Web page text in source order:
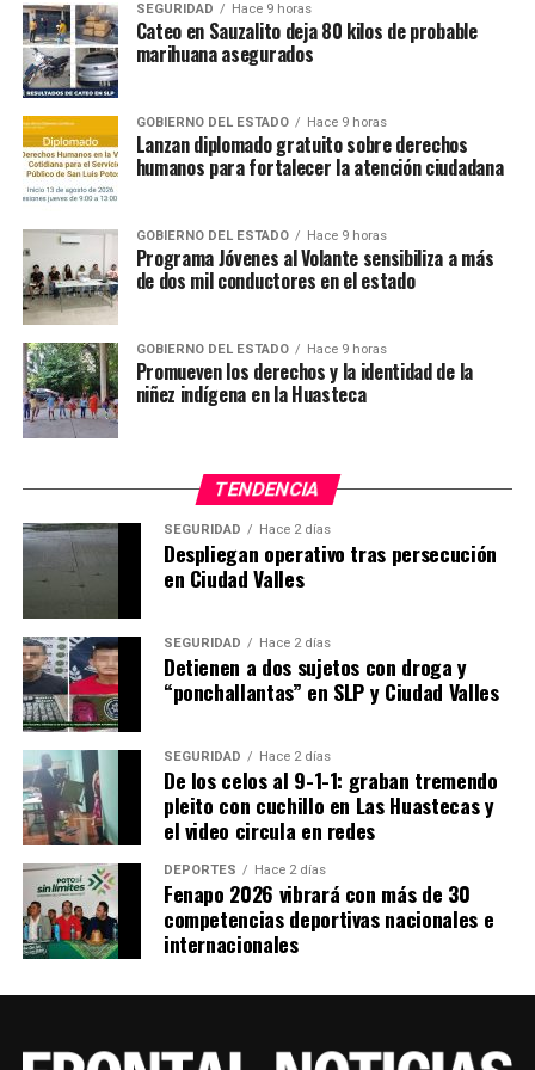
TEMAS RELACIONADOS
YA VIENE
Vuelve a prisión sujeto por abuso sexual
NO TE PIERDAS
Sujeto abusó por varios años de una menor de edad
SEGURIDAD Hace 9 horas
Cateo en Sauzalito deja 80 kilos de probable
marihuana asegurados
GOBIERNO DEL ESTADO Hace 9 horas
Lanzan diplomado gratuito sobre derechos
humanos para fortalecer la atención ciudadana
GOBIERNO DEL ESTADO Hace 9 horas
Programa Jóvenes al Volante sensibiliza a más
de dos mil conductores en el estado
GOBIERNO DEL ESTADO Hace 9 horas
Promueven los derechos y la identidad de la
niñez indígena en la Huasteca
TENDENCIA
SEGURIDAD Hace 2 días
Despliegan operativo tras persecución
en Ciudad Valles
SEGURIDAD Hace 2 días
Detienen a dos sujetos con droga y
“ponchallantas” en SLP y Ciudad Valles
SEGURIDAD Hace 2 días
De los celos al 9-1-1: graban tremendo
pleito con cuchillo en Las Huastecas y
el video circula en redes
DEPORTES Hace 2 días
Fenapo 2026 vibrará con más de 30
competencias deportivas nacionales e
internacionales